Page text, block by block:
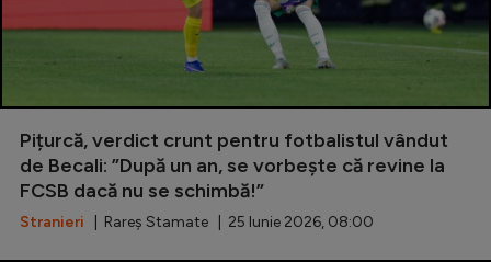
Pițurcă, verdict crunt pentru fotbalistul vândut
de Becali: ”După un an, se vorbește că revine la
FCSB dacă nu se schimbă!”
Stranieri | Rareș Stamate | 25 Iunie 2026, 08:00